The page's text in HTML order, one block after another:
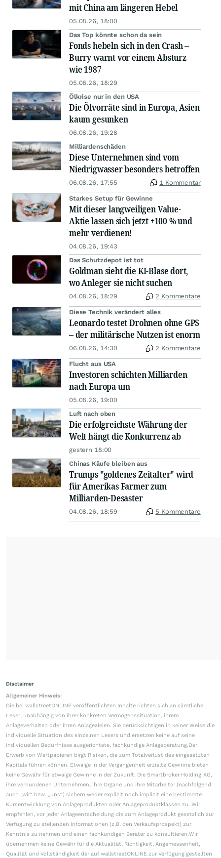
mit China am längeren Hebel
05.08.26, 18:00
Das Top könnte schon da sein
Fonds hebeln sich in den Crash –
Burry warnt vor einem Absturz
wie 1987
05.08.26, 18:29
Ölkrise nur in den USA
Die Ölvorräte sind in Europa, Asien
kaum gesunken
06.08.26, 19:28
Milliardenschäden
Diese Unternehmen sind vom
Niedrigwasser besonders betroffen
06.08.26, 17:55 1 Kommentar
Starkes Setup für Gewinne
Mit dieser langweiligen Value-
Aktie lassen sich jetzt +100 % und
mehr verdienen!
04.08.26, 19:43
Das Schutzdepot ist tot
Goldman sieht die KI-Blase dort,
wo Anleger sie nicht suchen
04.08.26, 18:29 2 Kommentare
Diese Technik verändert alles
Leonardo testet Drohnen ohne GPS
– der militärische Nutzen ist enorm
06.08.26, 14:30 2 Kommentare
Flucht aus USA
Investoren schichten Milliarden
nach Europa um
05.08.26, 19:00
Luft nach oben
Die erfolgreichste Währung der
Welt hängt die Konkurrenz ab
gestern 18:00
Chinas Käufe bleiben aus
Trumps "goldenes Zeitalter" wird
für Amerikas Farmer zum
Milliarden-Desaster
04.08.26, 18:59 5 Kommentare
Disclaimer
Allgemeiner Hinweis:
Die bei wallstreetONLINE veröffentlichten Inhalte richten sich an sämtliche
Leser, unabhängig von ihrer konkreten Vermögenssituation, ihrem
Anlageverhalten oder ihren Anlagezielen. Sie berücksichtigen in keiner Weise die
individuelle Situation des einzelnen Lesers und ersetzen keine auf seine
individuellen Bedürfnisse ausgerichtete, fachkundige Anlageberatung.Der
Erwerb von Wertpapieren birgt Risiken, die zum Totalverlust des eingesetzten
Kapitals führen können. Etwaige in der Vergangenheit erzielte Gewinne bieten
keine Gewähr für etwaige Gewinne in der Zukunft. Die Smartbroker Holding AG,
ihre verbundenen Unternehmen, ihre Organe und ihre Mitarbeiter (nachfolgend
auch „wir“ bzw. „uns“) sichern weder explizit noch implizit eine bestimmte
Kursentwicklung von Anlageprodukten oder Anlageproduktklassen zu. Wir
empfehlen, vor jeder Anlageentscheidung die zum Anlageprodukt gesetzlich zur
Verfügung zu stellenden Informationen (z.B. den Verkaufsprospekt) zur
Kenntnis zu nehmen und einen fachkundigen Berater zu konsultieren.Wir
übernehmen keine Gewähr für die Aktualität, Richtigkeit, Angemessenheit,
Qualität und Vollständigkeit der auf wallstreetONLINE zur Verfügung gestellten